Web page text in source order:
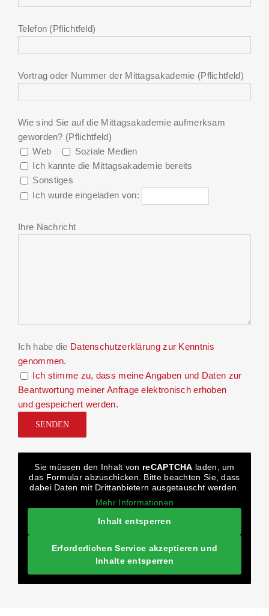
Telefon (Pflichtfeld)
Vortrag oder Nummer der Mittagsakademie (Pflichtfeld)
Wie sind Sie auf die Mittagsakademie aufmerksam
geworden? (Pflichtfeld)
Web
Soziale Medien
Ich kannte die Mittagsakademie bereits
Sonstiges
Ich wurde eingeladen von:
Ihre Nachricht
Ich habe die Datenschutzerklärungzur Kenntnis
genommen.
Ich stimme zu, dass meine Angaben und Daten zur
Beantwortung meiner Anfrage elektronisch erhoben
und gespeichert werden.
Sie müssen den Inhalt von reCAPTCHA laden, um
das Formular abzuschicken. Bitte beachten Sie, dass
dabei Daten mit Drittanbietern ausgetauscht werden.
Mehr Informationen
Inhalt entsperren
Erforderlichen Service akzeptieren und
Inhalte entsperren